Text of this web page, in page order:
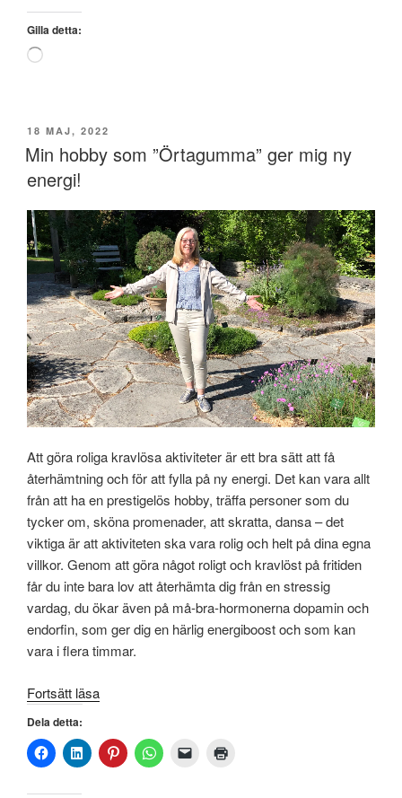
Gilla detta:
Laddar
PUBLICERAT
18 MAJ, 2022
Min hobby som ”Örtagumma” ger mig ny
energi!
Att göra roliga kravlösa aktiviteter är ett bra sätt att få
återhämtning och för att fylla på ny energi. Det kan vara allt
från att ha en prestigelös hobby, träffa personer som du
tycker om, sköna promenader, att skratta, dansa – det
viktiga är att aktiviteten ska vara rolig och helt på dina egna
villkor. Genom att göra något roligt och kravlöst på fritiden
får du inte bara lov att återhämta dig från en stressig
vardag, du ökar även på må-bra-hormonerna dopamin och
endorfin, som ger dig en härlig energiboost och som kan
vara i flera timmar.
Fortsätt läsa
som
”Örtagumma”
Dela detta: